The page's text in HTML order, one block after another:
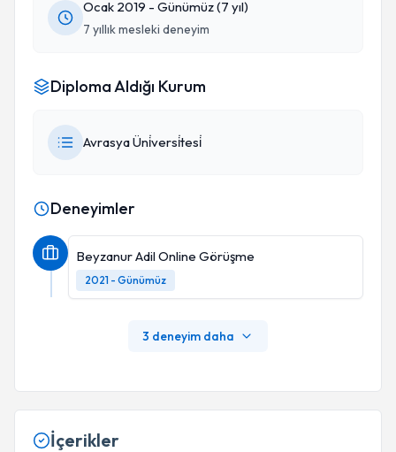
Ocak 2019 - Günümüz (7 yıl)
7 yıllık mesleki deneyim
Diploma Aldığı Kurum
Avrasya Üni̇versi̇tesi̇
Deneyimler
Beyzanur Adil Online Görüşme
2021 - Günümüz
3 deneyim daha
İçerikler